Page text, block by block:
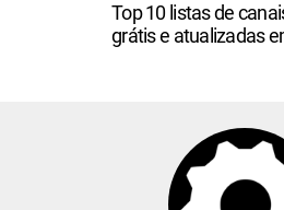
Top 10 listas de
grátis e atualizadas